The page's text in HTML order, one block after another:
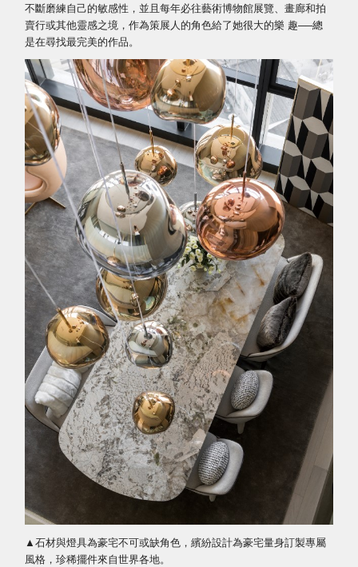
不斷磨練自己的敏感性，並且每年必往藝術博物館展覽、畫廊和拍
賣行或其他靈感之境，作為策展人的角色給了她很大的樂 趣──總
是在尋找最完美的作品。
▲石材與燈具為豪宅不可或缺角色，繽紛設計為豪宅量身訂製專屬
風格，珍稀擺件來自世界各地。